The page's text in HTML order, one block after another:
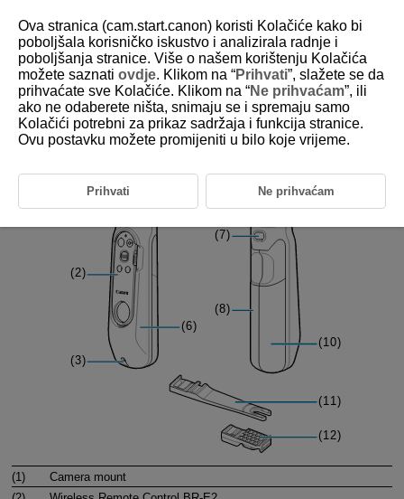
D412-006
Part Names
(1)
Camera mount
Ova stranica (cam.start.canon) koristi Kolačiće kako bi
poboljšala korisničko iskustvo i analizirala radnje i
poboljšanja stranice. Više o našem korištenju Kolačića
možete saznati ovdje. Klikom na “Prihvati”, slažete se da
prihvaćate sve Kolačiće. Klikom na “Ne prihvaćam”, ili
ako ne odaberete ništa, snimaju se i spremaju samo
Kolačići potrebni za prikaz sadržaja i funkcija stranice.
Ovu postavku možete promijeniti u bilo koje vrijeme.
Prihvati Ne prihvaćam